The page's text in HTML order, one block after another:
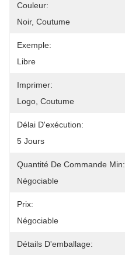
Couleur:
Noir, Coutume
Exemple:
Libre
Imprimer:
Logo, Coutume
Délai D'exécution:
5 Jours
Quantité De Commande Min:
Négociable
Prix:
Négociable
Détails D'emballage: